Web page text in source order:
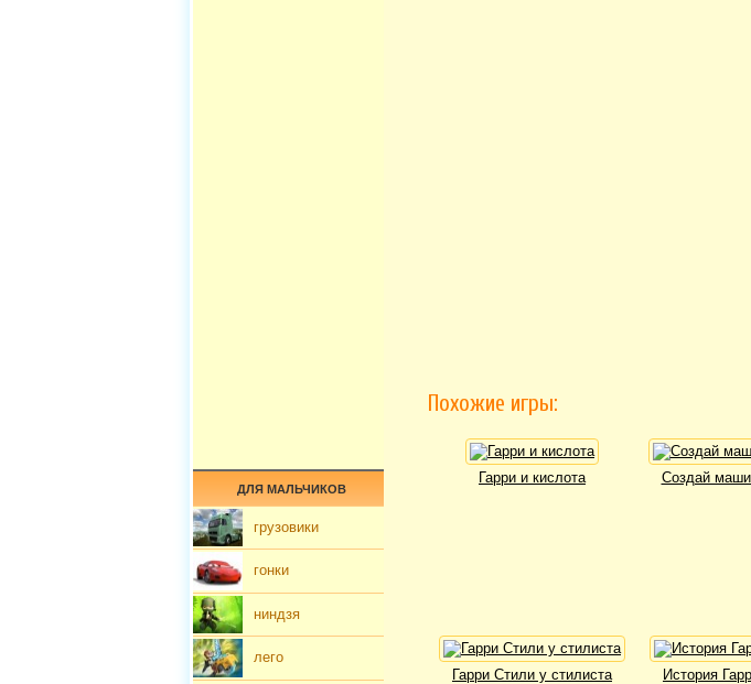
Похожие игры:
Гарри и кислота Создай
Гарри Стили у стилиста История
ДЛЯ МАЛЬЧИКОВ
грузовики
гонки
ниндзя
лего